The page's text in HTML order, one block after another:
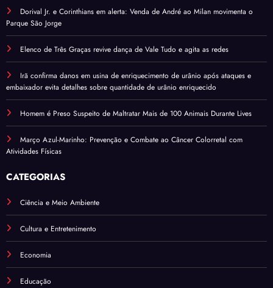
Dorival Jr. e Corinthians em alerta: Venda de André ao Milan movimenta o
Parque São Jorge
Elenco de Três Graças revive dança de Vale Tudo e agita as redes
Irã confirma danos em usina de enriquecimento de urânio após ataques e
embaixador evita detalhes sobre quantidade de urânio enriquecido
Homem é Preso Suspeito de Maltratar Mais de 100 Animais Durante Lives
Março Azul-Marinho: Prevenção e Combate ao Câncer Colorretal com
Atividades Físicas
CATEGORIAS
Ciência e Meio Ambiente
Cultura e Entretenimento
Economia
Educação